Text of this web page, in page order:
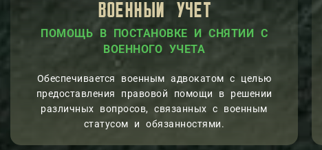
ВОЕННЫЙ УЧЕТ
ПОМОЩЬ В ПОСТАНОВКЕ И СНЯТИИ С
ВОЕННОГО УЧЕТА
Обеспечивается военным адвокатом с целью
предоставления правовой помощи в решении
различных вопросов, связанных с военным
статусом и обязанностями.